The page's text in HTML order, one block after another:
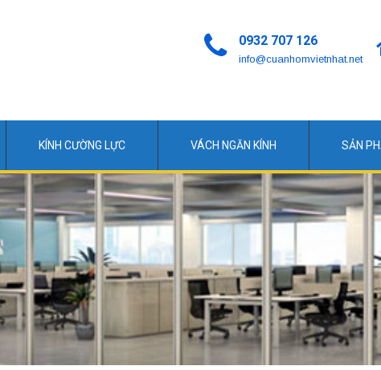
0932 707 126
info@cuanhomvietnhat.net
KÍNH CƯỜNG LỰC VÁCH NGĂN KÍNH SẢN